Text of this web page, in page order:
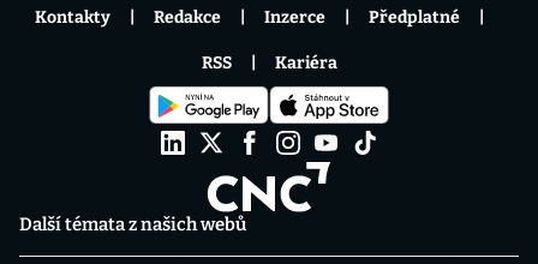
Další témata z našich webů
Kontakty Redakce Inzerce Předplatné
RSS Kariéra